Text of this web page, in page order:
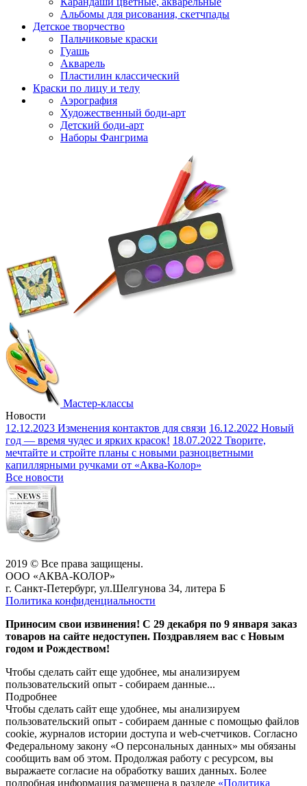
Альбомы для рисования, скетчпады
Детское творчество
Пальчиковые краски
Гуашь
Акварель
Пластилин классический
Краски по лицу и телу
Аэрография
Художественный боди-арт
Детский боди-арт
Наборы Фангрима
Мастер-классы
Новости
12.12.2023 Изменения контактов для связи 16.12.2022 Новый
год — время чудес и ярких красок! 18.07.2022 Творите,
мечтайте и стройте планы с новыми разноцветными
капиллярными ручками от «Аква-Колор»
Все новости
2019 © Все права защищены.
ООО «АКВА-КОЛОР»
г. Санкт-Петербург, ул.Шелгунова 34, литера Б
Политика конфиденциальности
Приносим свои извинения! С 29 декабря по 9 января заказ
товаров на сайте недоступен. Поздравляем вас с Новым
годом и Рождеством!
Чтобы сделать сайт еще удобнее, мы анализируем
пользовательский опыт - собираем данные...
Подробнее
Чтобы сделать сайт еще удобнее, мы анализируем
пользовательский опыт - собираем данные с помощью файлов
cookie, журналов истории доступа и web-счетчиков. Согласно
Федеральному закону «О персональных данных» мы обязаны
сообщить вам об этом. Продолжая работу с ресурсом, вы
выражаете согласие на обработку ваших данных. Более
подробная информация размещена в разделе «Политика